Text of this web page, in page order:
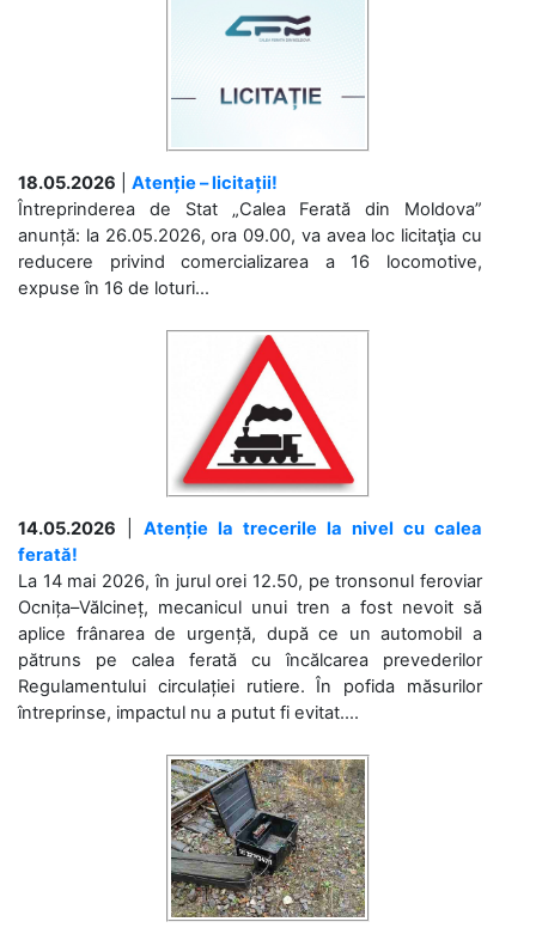
18.05.2026
Atenție – licitații!
Întreprinderea de Stat „Calea Ferată din Moldova”
anunță: la 26.05.2026, ora 09.00, va avea loc licitaţia cu
reducere privind comercializarea a 16 locomotive,
expuse în 16 de loturi...
14.05.2026
Atenție la trecerile la nivel cu calea
ferată!
La 14 mai 2026, în jurul orei 12.50, pe tronsonul feroviar
Ocnița–Vălcineț, mecanicul unui tren a fost nevoit să
aplice frânarea de urgență, după ce un automobil a
pătruns pe calea ferată cu încălcarea prevederilor
Regulamentului circulației rutiere. În pofida măsurilor
întreprinse, impactul nu a putut fi evitat....